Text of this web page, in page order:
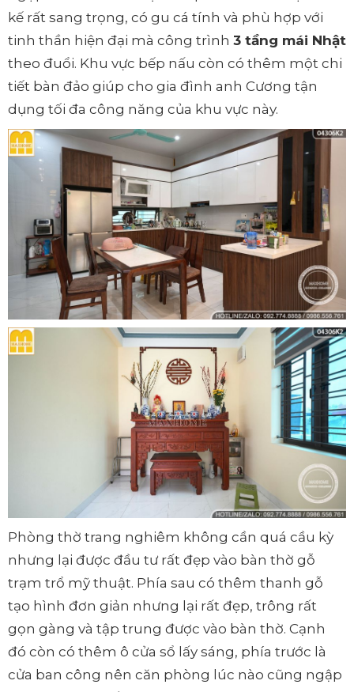
kế rất sang trọng, có gu cá tính và phù hợp với
tinh thần hiện đại mà công trình 3 tầng mái Nhật
theo đuổi. Khu vực bếp nấu còn có thêm một chi
tiết bàn đảo giúp cho gia đình anh Cương tận
dụng tối đa công năng của khu vực này.
Phòng thờ trang nghiêm không cần quá cầu kỳ
nhưng lại được đầu tư rất đẹp vào bàn thờ gỗ
trạm trổ mỹ thuật. Phía sau có thêm thanh gỗ
tạo hình đơn giản nhưng lại rất đẹp, trông rất
gọn gàng và tập trung được vào bàn thờ. Cạnh
đó còn có thêm ô cửa sổ lấy sáng, phía trước là
cửa ban công nên căn phòng lúc nào cũng ngập